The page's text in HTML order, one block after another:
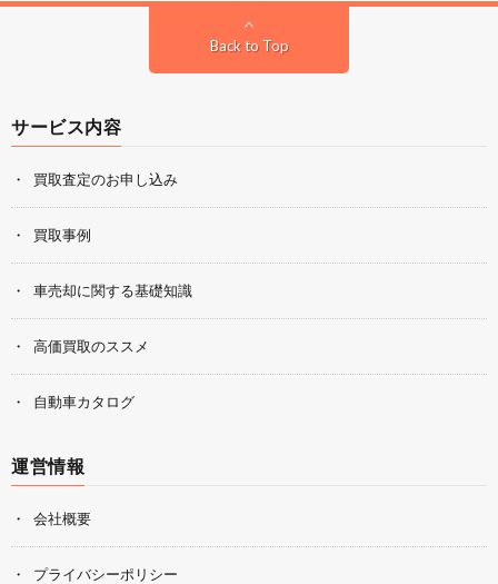
Back to Top
サービス内容
買取査定のお申し込み
買取事例
車売却に関する基礎知識
高価買取のススメ
自動車カタログ
運営情報
会社概要
プライバシーポリシー